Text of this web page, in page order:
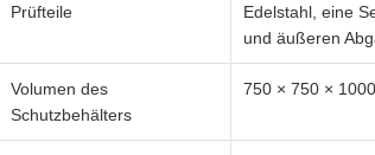
Prüfteile
Edelstahl, eine
und äußeren
Volumen des
Schutzbehälters
750 × 750 ×